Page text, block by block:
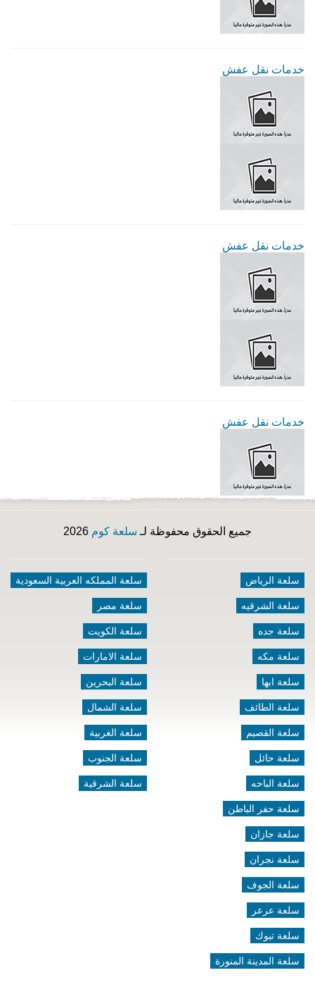
خدمات نقل عفش
خدمات نقل عفش
خدمات نقل عفش
جميع الحقوق محفوظة لـ سلعة كوم
سلعة الرياض
سلعة الشرقيه
سلعة جده
سلعة مكه
سلعة ابها
سلعة الطائف
سلعة القصيم
سلعة حائل
سلعة الباحه
سلعة حفر الباطن
سلعة جازان
سلعة نجران
سلعة الجوف
سلعة عرعر
سلعة تبوك
سلعة المدينة المنورة
سلعة المملكه العربية السعودية
سلعة مصر
سلعة الكويت
سلعة الامارات
سلعة البحرين
سلعة الشمال
سلعة الغربية
سلعة الجنوب
سلعة الشرقية